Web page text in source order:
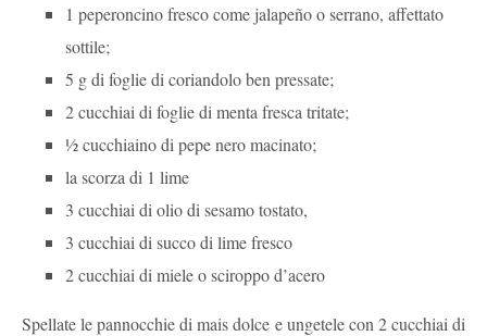
1 peperoncino fresco come jalapeño o serrano, affettato
sottile;
5 g di foglie di coriandolo ben pressate;
2 cucchiai di foglie di menta fresca tritate;
½ cucchiaino di pepe nero macinato;
la scorza di 1 lime
3 cucchiai di olio di sesamo tostato,
3 cucchiai di succo di lime fresco
2 cucchiai di miele o sciroppo d’acero
Spellate le pannocchie di mais dolce e ungetele con 2 cucchiai di